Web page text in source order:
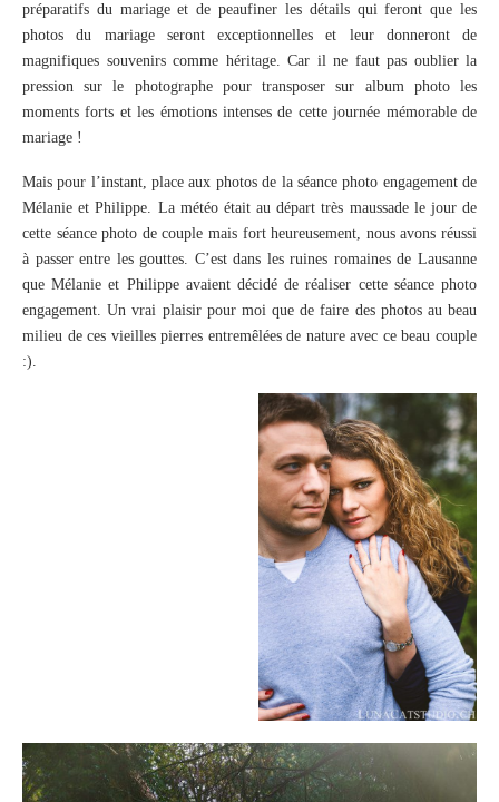
préparatifs du mariage et de peaufiner les détails qui feront que les
photos du mariage seront exceptionnelles et leur donneront de
magnifiques souvenirs comme héritage. Car il ne faut pas oublier la
pression sur le photographe pour transposer sur album photo les
moments forts et les émotions intenses de cette journée mémorable de
mariage !
Mais pour l’instant, place aux photos de la séance photo engagement de
Mélanie et Philippe. La météo était au départ très maussade le jour de
cette séance photo de couple mais fort heureusement, nous avons réussi
à passer entre les gouttes. C’est dans les ruines romaines de Lausanne
que Mélanie et Philippe avaient décidé de réaliser cette séance photo
engagement. Un vrai plaisir pour moi que de faire des photos au beau
milieu de ces vieilles pierres entremêlées de nature avec ce beau couple
:).